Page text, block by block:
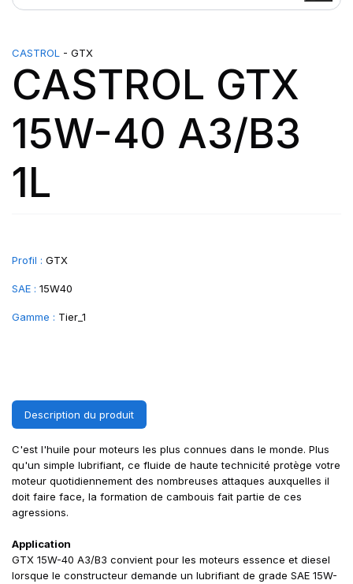
CASTROL - GTX
CASTROL GTX
15W-40 A3/B3
1L
Profil : GTX
SAE : 15W40
Gamme : Tier_1
Description du produit
C'est l'huile pour moteurs les plus connues dans le monde. Plus
qu'un simple lubrifiant, ce fluide de haute technicité protège votre
moteur quotidiennement des nombreuses attaques auxquelles il
doit faire face, la formation de cambouis fait partie de ces
agressions.
Application
GTX 15W-40 A3/B3 convient pour les moteurs essence et diesel
lorsque le constructeur demande un lubrifiant de grade SAE 15W-